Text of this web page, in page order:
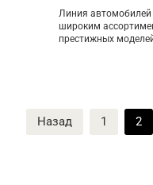
Линия автомобилей
широким
престижных
Пагинация
записей
Назад 1 2